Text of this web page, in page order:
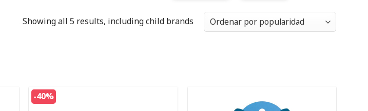
Showing all 5 results, including child brands
-40%